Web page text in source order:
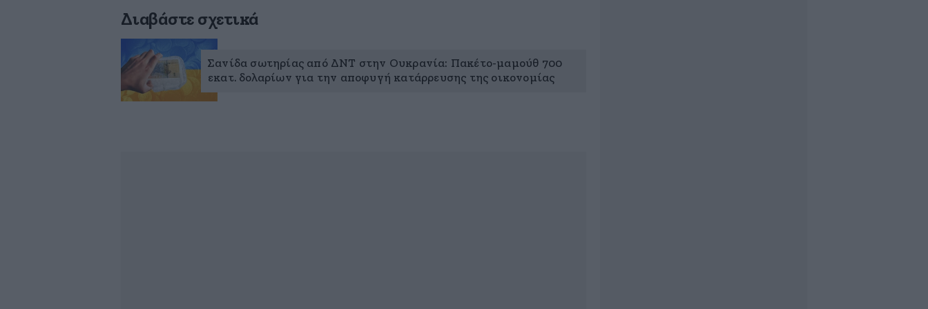
Διαβάστε σχετικά
Σανίδα σωτηρίας από ΔΝΤ στην Ουκρανία: Πακέτο-μαμούθ 700
εκατ. δολαρίων για την αποφυγή κατάρρευσης της οικονομίας